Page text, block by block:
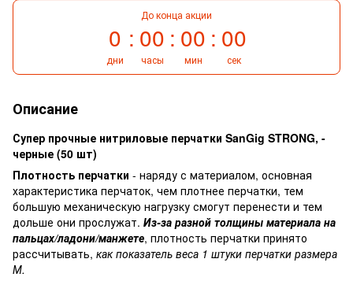
До конца акции
0
дни
00
часы
00
мин
00
сек
Описание
Супер прочные нитриловые перчатки SanGig STRONG, -
черные (50 шт)
Плотность перчатки - наряду с материалом, основная
характеристика перчаток, чем плотнее перчатки, тем
большую механическую нагрузку смогут перенести и тем
дольше они прослужат. Из-за разной толщины материала на
пальцах/ладони/манжете, плотность перчатки принято
рассчитывать, как показатель веса 1 штуки перчатки размера
М.